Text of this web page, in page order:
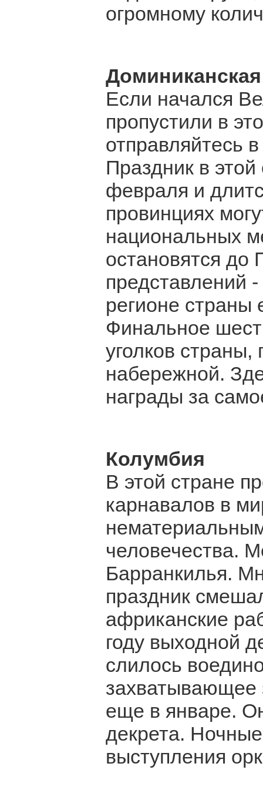
огромному
Если начался
пропустили в
отправляйтесь
Праздник в
февраля и
провинциях
национальных
остановятся до
представлений
регионе страны
Финальное
уголков
набережной.
награды за
Колумбия
В этой стране
карнавалов в
человечества.
Барранкилья.
праздник
африканские
году выходной
слилось
захватывающее
еще в январе.
декрета.
выступления